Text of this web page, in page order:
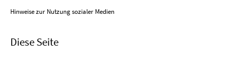
Hinweise zur Nutzung sozialer Medien
Diese Seite